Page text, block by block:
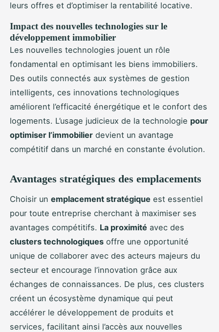
leurs offres et d’optimiser la rentabilité locative.
Impact des nouvelles technologies sur le
développement immobilier
Les nouvelles technologies jouent un rôle
fondamental en optimisant les biens immobiliers.
Des outils connectés aux systèmes de gestion
intelligents, ces innovations technologiques
améliorent l’efficacité énergétique et le confort des
logements. L’usage judicieux de la technologie pour
optimiser l’immobilier devient un avantage
compétitif dans un marché en constante évolution.
Avantages stratégiques des emplacements
Choisir un emplacement stratégique est essentiel
pour toute entreprise cherchant à maximiser ses
avantages compétitifs. La proximité avec des
clusters technologiques offre une opportunité
unique de collaborer avec des acteurs majeurs du
secteur et encourage l’innovation grâce aux
échanges de connaissances. De plus, ces clusters
créent un écosystème dynamique qui peut
accélérer le développement de produits et
services, facilitant ainsi l’accès aux nouvelles